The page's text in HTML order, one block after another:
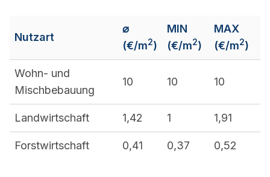
Nutzart
⌀
(€/m2)
MIN
(€/m2)
MAX
(€/m2)
Wohn- und
Mischbebauung
10 10 10
Landwirtschaft 1,42 1 1,91
Forstwirtschaft 0,41 0,37 0,52